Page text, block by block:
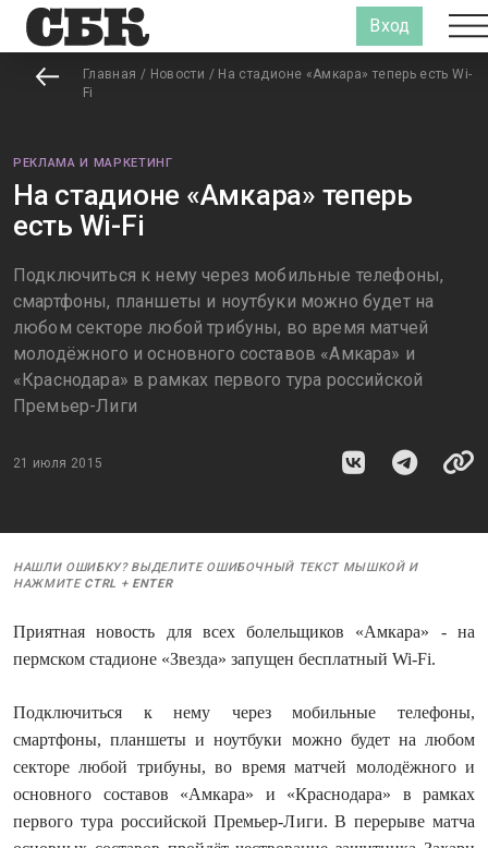
Вход
Главная / Новости / На стадионе «Амкара» теперь есть Wi-
Fi
РЕКЛАМА И МАРКЕТИНГ
На стадионе «Амкара» теперь
есть Wi-Fi
Подключиться к нему через мобильные телефоны,
смартфоны, планшеты и ноутбуки можно будет на
любом секторе любой трибуны, во время матчей
молодёжного и основного составов «Амкара» и
«Краснодара» в рамках первого тура российской
Премьер-Лиги
21 июля 2015
НАШЛИ ОШИБКУ? ВЫДЕЛИТЕ ОШИБОЧНЫЙ ТЕКСТ МЫШКОЙ И
НАЖМИТЕ CTRL + ENTER
Приятная новость для всех болельщиков «Амкара» - на
пермском стадионе «Звезда» запущен бесплатный Wi-Fi.
Подключиться к нему через мобильные телефоны,
смартфоны, планшеты и ноутбуки можно будет на любом
секторе любой трибуны, во время матчей молодёжного и
основного составов «Амкара» и «Краснодара» в рамках
первого тура российской Премьер-Лиги. В перерыве матча